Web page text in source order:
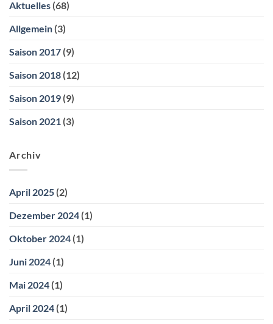
Aktuelles (68)
Allgemein (3)
Saison 2017 (9)
Saison 2018 (12)
Saison 2019 (9)
Saison 2021 (3)
Archiv
April 2025 (2)
Dezember 2024 (1)
Oktober 2024 (1)
Juni 2024 (1)
Mai 2024 (1)
April 2024 (1)